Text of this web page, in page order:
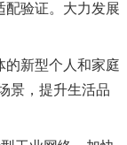
验证。大力发展
新型个人和家庭
景，提升生活品